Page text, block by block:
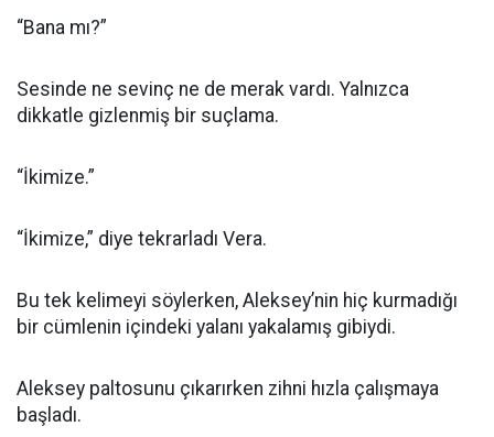
“Bana mı?”
Sesinde ne sevinç ne de merak vardı. Yalnızca
dikkatle gizlenmiş bir suçlama.
“İkimize.”
“İkimize,” diye tekrarladı Vera.
Bu tek kelimeyi söylerken, Aleksey’nin hiç kurmadığı
bir cümlenin içindeki yalanı yakalamış gibiydi.
Aleksey paltosunu çıkarırken zihni hızla çalışmaya
başladı.